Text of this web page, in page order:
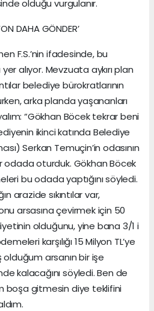
olduğu vurgulanır.
DAHA GÖNDER’
F.S.’nin ifadesinde, bu
alıyor. Mevzuata aykırı plan
belediye bürokratlarının
arka planda yaşananları
“Gökhan Böcek tekrar beni
ikinci katında Belediye
Serkan Temuçin’in odasının
odada oturduk. Gökhan Böcek
bu odada yaptığını söyledi.
arazide sıkıntılar var,
arsasına çevirmek için 50
olduğunu, yine bana 3/1 i
karşılığı 15 Milyon TL’ye
olduğum arsanın bir işe
kalacağını söyledi. Ben de
boşa gitmesin diye teklifini